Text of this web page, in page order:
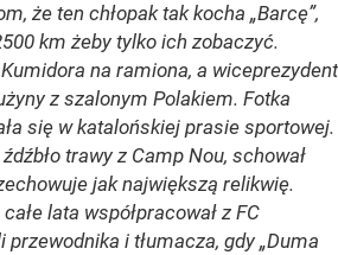
że ten chłopak tak kocha „Barcę”,
km żeby tylko ich zobaczyć.
na ramiona, a wiceprezydent
z szalonym Polakiem. Fotka
się w katalońskiej prasie sportowej.
trawy z Camp Nou, schował
jak największą relikwię.
lata współpracował z FC
i tłumacza, gdy „Duma